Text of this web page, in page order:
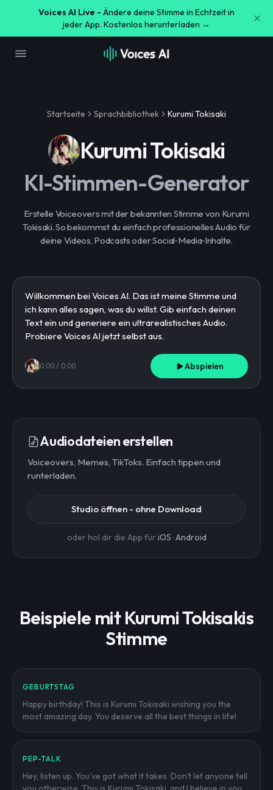
Voices AI Live - Ändere deine Stimme in Echtzeit in
jeder App. Kostenlos herunterladen →
Startseite Sprachbibliothek Kurumi Tokisaki
Kurumi Tokisaki
KI-Stimmen-Generator
Erstelle Voiceovers mit der bekannten Stimme von Kurumi
Tokisaki. So bekommst du einfach professionelles Audio für
deine Videos, Podcasts oder Social‑Media‑Inhalte.
0:00 / 0:00 Abspielen
Audiodateien erstellen
Voiceovers, Memes, TikToks. Einfach tippen und
runterladen.
Studio öffnen - ohne Download
oder hol dir die App für iOS ·Android
Beispiele mit Kurumi Tokisakis
Stimme
GEBURTSTAG
Happy birthday! This is Kurumi Tokisaki wishing you the
most amazing day. You deserve all the best things in life!
PEP-TALK
Hey, listen up. You've got what it takes. Don't let anyone tell